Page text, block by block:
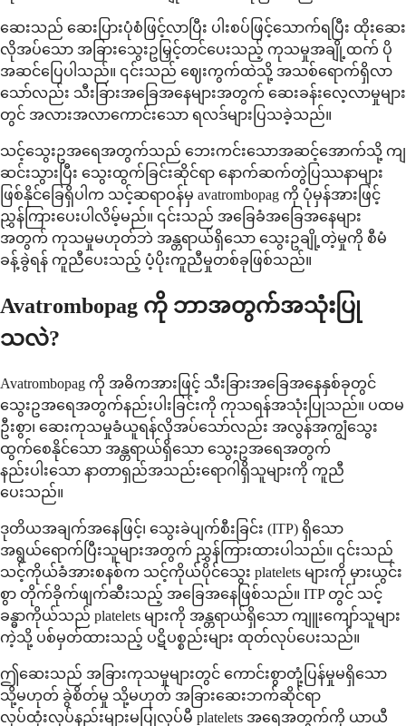
ဆေးသည် ဆေးပြားပုံစံဖြင့်လာပြီး ပါးစပ်ဖြင့်သောက်ရပြီး ထိုးဆေး
လိုအပ်သော အခြားသွေးဥမြှင့်တင်ပေးသည့် ကုသမှုအချို့ထက် ပို
အဆင်ပြေပါသည်။ ၎င်းသည် ဈေးကွက်ထဲသို့ အသစ်ရောက်ရှိလာ
သော်လည်း သီးခြားအခြေအနေများအတွက် ဆေးခန်းလေ့လာမှုများ
တွင် အလားအလာကောင်းသော ရလဒ်များပြသခဲ့သည်။
သင့်သွေးဥအရေအတွက်သည် ဘေးကင်းသောအဆင့်အောက်သို့ ကျ
ဆင်းသွားပြီး သွေးထွက်ခြင်းဆိုင်ရာ နောက်ဆက်တွဲပြဿနာများ
ဖြစ်နိုင်ခြေရှိပါက သင့်ဆရာဝန်မှ avatrombopag ကို ပုံမှန်အားဖြင့်
ညွှန်ကြားပေးပါလိမ့်မည်။ ၎င်းသည် အခြေခံအခြေအနေများ
အတွက် ကုသမှုမဟုတ်ဘဲ အန္တရာယ်ရှိသော သွေးဥချို့တဲ့မှုကို စီမံ
ခန့်ခွဲရန် ကူညီပေးသည့် ပံ့ပိုးကူညီမှုတစ်ခုဖြစ်သည်။
Avatrombopag ကို ဘာအတွက်အသုံးပြု
သလဲ?
Avatrombopag ကို အဓိကအားဖြင့် သီးခြားအခြေအနေနှစ်ခုတွင်
သွေးဥအရေအတွက်နည်းပါးခြင်းကို ကုသရန်အသုံးပြုသည်။ ပထမ
ဦးစွာ၊ ဆေးကုသမှုခံယူရန်လိုအပ်သော်လည်း အလွန်အကျွံသွေး
ထွက်စေနိုင်သော အန္တရာယ်ရှိသော သွေးဥအရေအတွက်
နည်းပါးသော နာတာရှည်အသည်းရောဂါရှိသူများကို ကူညီ
ပေးသည်။
ဒုတိယအချက်အနေဖြင့်၊ သွေးခဲပျက်စီးခြင်း (ITP) ရှိသော
အရွယ်ရောက်ပြီးသူများအတွက် ညွှန်ကြားထားပါသည်။ ၎င်းသည်
သင့်ကိုယ်ခံအားစနစ်က သင့်ကိုယ်ပိုင်သွေး platelets များကို မှားယွင်း
စွာ တိုက်ခိုက်ဖျက်ဆီးသည့် အခြေအနေဖြစ်သည်။ ITP တွင် သင့်
ခန္ဓာကိုယ်သည် platelets များကို အန္တရာယ်ရှိသော ကျူးကျော်သူများ
ကဲ့သို့ ပစ်မှတ်ထားသည့် ပဋိပစ္စည်းများ ထုတ်လုပ်ပေးသည်။
ဤဆေးသည် အခြားကုသမှုများတွင် ကောင်းစွာတုံ့ပြန်မှုမရှိသော
သို့မဟုတ် ခွဲစိတ်မှု သို့မဟုတ် အခြားဆေးဘက်ဆိုင်ရာ
လုပ်ထုံးလုပ်နည်းများမပြုလုပ်မီ platelets အရေအတွက်ကို ယာယီ